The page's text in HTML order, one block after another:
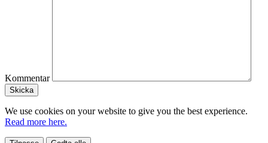
Kommentar
We use cookies on your website to give you the best experience.
Read more here.